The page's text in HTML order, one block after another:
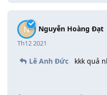
N Nguyễn Hoàng Đạt
Th12 2021
Lê Anh Đức kkk quả